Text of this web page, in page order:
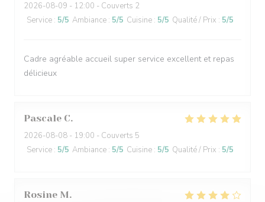
2026-08-09 - 12:00 - Couverts 2
Service : 5/5 Ambiance : 5/5 Cuisine : 5/5 Qualité / Prix : 5/5
Cadre agréable accueil super service excellent et repas
délicieux
Pascale C
2026-08-08 - 19:00 - Couverts 5
Service : 5/5 Ambiance : 5/5 Cuisine : 5/5 Qualité / Prix : 5/5
Rosine M